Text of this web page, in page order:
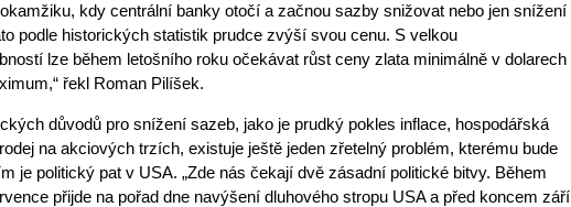
kdy centrální banky otočí a začnou sazby snižovat nebo jen snížení
podle historických statistik prudce zvýší svou cenu. S velkou
lze během letošního roku očekávat růst ceny zlata minimálně v dolarech
řekl Roman Pilíšek.
důvodů pro snížení sazeb, jako je prudký pokles inflace, hospodářská
na akciových trzích, existuje ještě jeden zřetelný problém, kterému bude
je politický pat v USA. „Zde nás čekají dvě zásadní politické bitvy. Během
přijde na pořad dne navýšení dluhového stropu USA a před koncem září